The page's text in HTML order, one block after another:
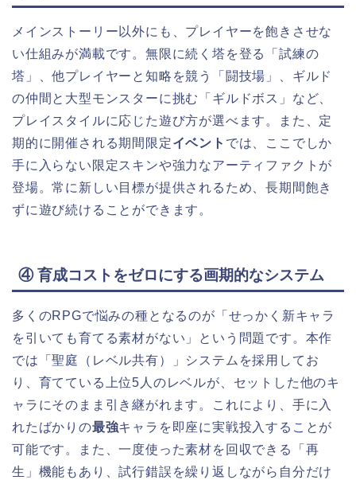
メインストーリー以外にも、プレイヤーを飽きさせな
い仕組みが満載です。無限に続く塔を登る「試練の
塔」、他プレイヤーと知略を競う「闘技場」、ギルド
の仲間と大型モンスターに挑む「ギルドボス」など、
プレイスタイルに応じた遊び方が選べます。また、定
期的に開催される期間限定イベント では、ここでしか
手に入らない限定スキンや強力なアーティファクトが
登場。常に新しい目標が提供されるため、長期間飽き
ずに遊び続けることができます。
④ 育成コストをゼロにする画期的なシステム
多くのRPGで悩みの種となるのが「せっかく新キャラ
を引いても育てる素材がない」という問題です。本作
では「聖庭（レベル共有）」システムを採用してお
り、育てている上位5人のレベルが、セットした他のキ
ャラにそのまま引き継がれます。これにより、手に入
れたばかりの最強キャラを即座に実戦投入することが
可能です。また、一度使った素材を回収できる「再
生」機能もあり、試行錯誤を繰り返しながら自分だけ